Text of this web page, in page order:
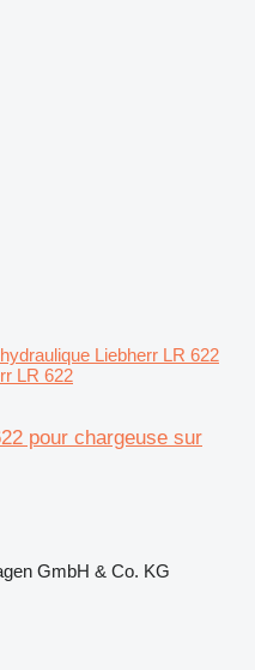
Liebherr LR 622
LR 622
pour chargeuse sur
GmbH & Co. KG